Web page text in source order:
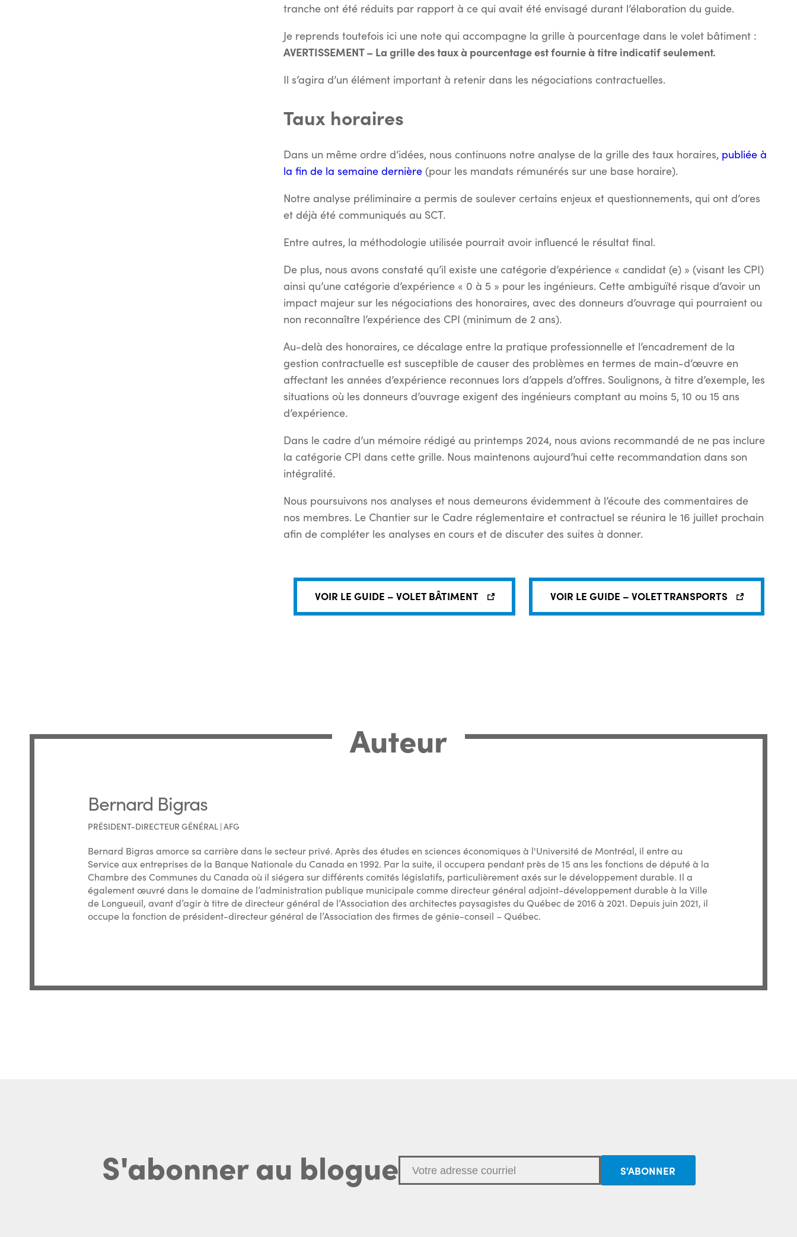
tranche ont été réduits par rapport à ce qui avait été envisagé durant l’élaboration du guide.
Je reprends toutefois ici une note qui accompagne la grille à pourcentage dans le volet bâtiment :
AVERTISSEMENT – La grille des taux à pourcentage est fournie à titre indicatif seulement.
Il s’agira d’un élément important à retenir dans les négociations contractuelles.
Taux horaires
Dans un même ordre d’idées, nous continuons notre analyse de la grille des taux horaires, publiée à
la fin de la semaine dernière (pour les mandats rémunérés sur une base horaire).
Notre analyse préliminaire a permis de soulever certains enjeux et questionnements, qui ont d’ores
et déjà été communiqués au SCT.
Entre autres, la méthodologie utilisée pourrait avoir influencé le résultat final.
De plus, nous avons constaté qu’il existe une catégorie d’expérience « candidat (e) » (visant les CPI)
ainsi qu’une catégorie d’expérience « 0 à 5 » pour les ingénieurs. Cette ambiguïté risque d’avoir un
impact majeur sur les négociations des honoraires, avec des donneurs d’ouvrage qui pourraient ou
non reconnaître l’expérience des CPI (minimum de 2 ans).
Au-delà des honoraires, ce décalage entre la pratique professionnelle et l’encadrement de la
gestion contractuelle est susceptible de causer des problèmes en termes de main-d’œuvre en
affectant les années d’expérience reconnues lors d’appels d’offres. Soulignons, à titre d’exemple, les
situations où les donneurs d’ouvrage exigent des ingénieurs comptant au moins 5, 10 ou 15 ans
d’expérience.
Dans le cadre d’un mémoire rédigé au printemps 2024, nous avions recommandé de ne pas inclure
la catégorie CPI dans cette grille. Nous maintenons aujourd’hui cette recommandation dans son
intégralité.
Nous poursuivons nos analyses et nous demeurons évidemment à l’écoute des commentaires de
nos membres. Le Chantier sur le Cadre réglementaire et contractuel se réunira le 16 juillet prochain
afin de compléter les analyses en cours et de discuter des suites à donner.
VOIR LE GUIDE – VOLET BÂTIMENT VOIR LE GUIDE – VOLET TRANSPORTS
Auteur
Bernard Bigras
PRÉSIDENT-DIRECTEUR GÉNÉRAL | AFG
Bernard Bigras amorce sa carrière dans le secteur privé. Après des études en sciences économiques à l'Université de Montréal, il entre au
Service aux entreprises de la Banque Nationale du Canada en 1992. Par la suite, il occupera pendant près de 15 ans les fonctions de député à la
Chambre des Communes du Canada où il siégera sur différents comités législatifs, particulièrement axés sur le développement durable. Il a
également œuvré dans le domaine de l’administration publique municipale comme directeur général adjoint-développement durable à la Ville
de Longueuil, avant d’agir à titre de directeur général de l’Association des architectes paysagistes du Québec de 2016 à 2021. Depuis juin 2021, il
occupe la fonction de président-directeur général de l’Association des firmes de génie-conseil – Québec.
S'abonner au blogue